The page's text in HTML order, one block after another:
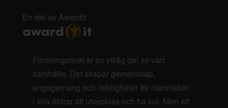
En del av AwardIt
Föreningslivet är en viktig del av vårt
samhälle. Det skapar gemenskap,
engagemang och möjligheter för människor
i alla åldrar att utvecklas och ha kul. Men att